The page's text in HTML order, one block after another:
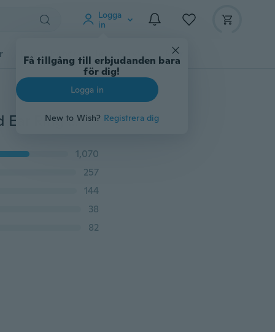
Logga
in
Få tillgång till erbjudanden bara
för dig!
Logga in
New to Wish? Registrera dig
Djurtillbehör Teknikprylar Mer
2 CT Princess Cut Black Diamond 925 Silver Black Gold Ear Ring Studs Cool Män Kvinnor Örhängen
1,070
257
144
38
82